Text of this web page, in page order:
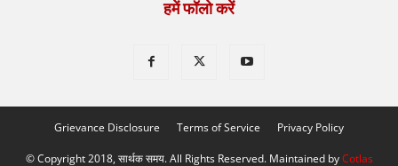
हमें फॉलो करें
Grievance Disclosure Terms of Service Privacy Policy
© Copyright 2018, सार्थक समय. All Rights Reserved. Maintained byCotlas